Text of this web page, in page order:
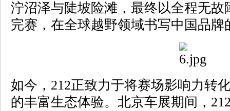
泞沼泽与陡坡险滩，最终以全程无
完赛，在全球越野领域书写中国品牌
如今，212正致力于将赛场影响力转
的丰富生态体验。北京车展期间，